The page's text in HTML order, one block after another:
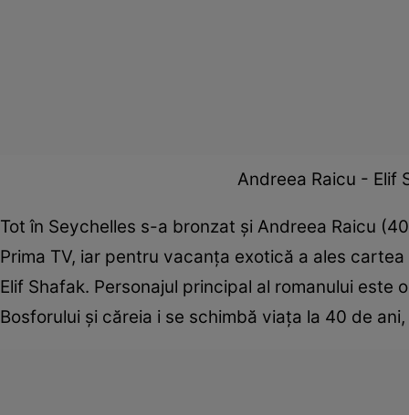
Andreea Raicu - Elif
Tot în Seychelles s-a bronzat și Andreea Raicu
Prima TV, iar pentru vacanța exotică a ales cartea
Elif Shafak. Personajul principal al romanului
Bosforului și căreia i se schimbă viața la 40 de